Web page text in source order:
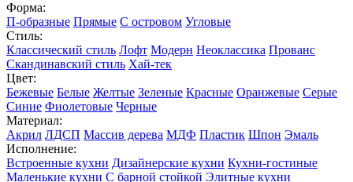
Форма:
П-образные Прямые С островом Угловые
Стиль:
Классический стиль Лофт Модерн Неоклассика Прованс
Скандинавский стиль Хай-тек
Цвет:
Бежевые Белые Желтые Зеленые Красные Оранжевые Серые
Синие Фиолетовые Черные
Материал:
Акрил ЛДСП Массив дерева МДФ Пластик Шпон Эмаль
Исполнение:
Встроенные кухни Дизайнерские кухни Кухни-гостиные
Маленькие кухни С барной стойкой Элитные кухни